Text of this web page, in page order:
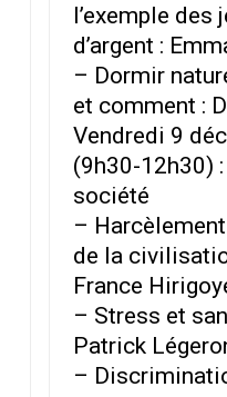
l’exemple des
d’argent :
– Dormir
et comment :
Vendredi 9
(9h30-12h30)
société
–
de la
France
– Stress et
Patrick
–